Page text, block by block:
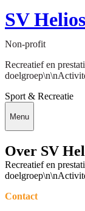
SV Helios
Non-profit
Recreatief en
Sport & Recreatie
Menu
Over SV
Recreatief en
Contact